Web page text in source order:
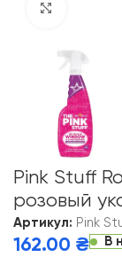
Click to
Pink Stuff
розовый
Артикул: Pink
162.00 ₴
В